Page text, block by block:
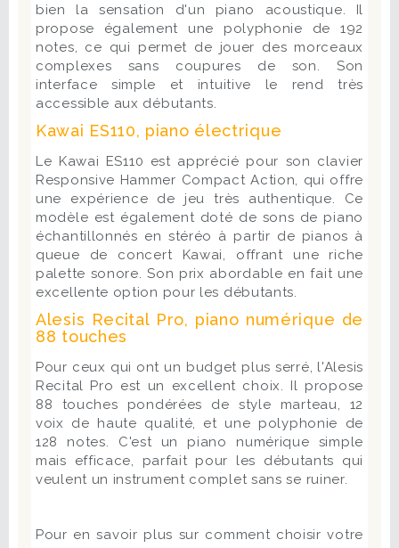
bien la sensation d'un piano acoustique. Il
propose également une polyphonie de 192
notes, ce qui permet de jouer des morceaux
complexes sans coupures de son. Son
interface simple et intuitive le rend très
accessible aux débutants.
Kawai ES110, piano électrique
Le Kawai ES110 est apprécié pour son clavier
Responsive Hammer Compact Action, qui offre
une expérience de jeu très authentique. Ce
modèle est également doté de sons de piano
échantillonnés en stéréo à partir de pianos à
queue de concert Kawai, offrant une riche
palette sonore. Son prix abordable en fait une
excellente option pour les débutants.
Alesis Recital Pro, piano numérique de
88 touches
Pour ceux qui ont un budget plus serré, l'Alesis
Recital Pro est un excellent choix. Il propose
88 touches pondérées de style marteau, 12
voix de haute qualité, et une polyphonie de
128 notes. C'est un piano numérique simple
mais efficace, parfait pour les débutants qui
veulent un instrument complet sans se ruiner.
Pour en savoir plus sur comment choisir votre